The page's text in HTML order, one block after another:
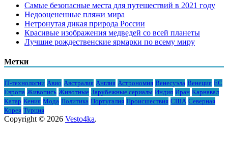
Самые безопасные места для путешествий в 2021 году
Недооцененные пляжи мира
Нетронутая дикая природа России
Красивые изображения медведей со всей планеты
Лучшие рождественские ярмарки по всему миру
Метки
IT-технологии Авио Австралия Англия Астрономия Венесуэла Венеция ЕС
Европа Живопись Животные Зарубежные сериалы Индия Иран Карнавал
Катар Кения Мода Политика Португалия Происшествия США Северная
Корея Турция
Copyright © 2026 Vesto4ka.